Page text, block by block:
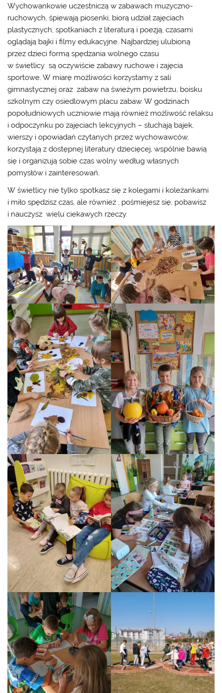
Wychowankowie uczestniczą w zabawach muzyczno-
ruchowych, śpiewają piosenki, biorą udział zajęciach
plastycznych, spotkaniach z literaturą i poezją, czasami
oglądają bajki i filmy edukacyjne. Najbardziej ulubioną
przez dzieci formą spędzania wolnego czasu
w świetlicy są oczywiście zabawy ruchowe i zajęcia
sportowe. W miarę możliwości korzystamy z sali
gimnastycznej oraz zabaw na świeżym powietrzu, boisku
szkolnym czy osiedlowym placu zabaw. W godzinach
popołudniowych uczniowie mają również możliwość relaksu
i odpoczynku po zajęciach lekcyjnych – słuchają bajek,
wierszy i opowiadań czytanych przez wychowawców,
korzystają z dostępnej literatury dziecięcej, wspólnie bawią
się i organizują sobie czas wolny według własnych
pomysłów i zainteresowań.
W świetlicy nie tylko spotkasz się z kolegami i koleżankami
i miło spędzisz czas, ale również , pośmiejesz się, pobawisz
i nauczysz wielu ciekawych rzeczy.